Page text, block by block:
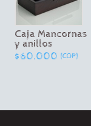
Caja Mancornas
y anillos
$60.000 (COP)